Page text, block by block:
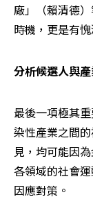
廠」（賴清德
時機，更是有
分析候選人與
最後一項極其
染性產業之間
見，均可能因
各領域的社會
因應對策。